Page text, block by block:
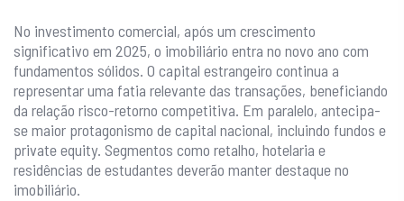
No investimento comercial, após um crescimento
significativo em 2025, o imobiliário entra no novo ano com
fundamentos sólidos. O capital estrangeiro continua a
representar uma fatia relevante das transações, beneficiando
da relação risco-retorno competitiva. Em paralelo, antecipa-
se maior protagonismo de capital nacional, incluindo fundos e
private equity. Segmentos como retalho, hotelaria e
residências de estudantes deverão manter destaque no
imobiliário.